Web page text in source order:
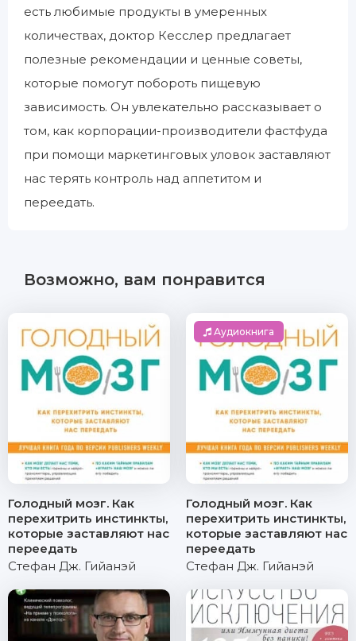
есть любимые продукты в умеренных
количествах, доктор Кесслер предлагает
полезные рекомендации и ценные советы,
которые помогут побороть пищевую
зависимость. Он увлекательно рассказывает о
том, как корпорации-производители фастфуда
при помощи маркетинговых уловок заставляют
нас терять контроль над аппетитом и
переедать.
Возможно, вам понравится
Голодный мозг. Как
перехитрить инстинкты,
которые заставляют нас
переедать
Стефан Дж. Гийанэй
Аудиокнига
Голодный мозг. Как
перехитрить инстинкты,
которые заставляют нас
переедать
Стефан Дж. Гийанэй